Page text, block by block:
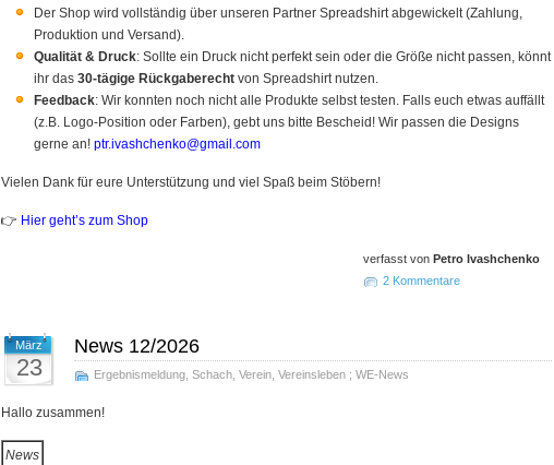
Der Shop wird vollständig über unseren Partner Spreadshirt abgewickelt (Zahlung,
Produktion und Versand).
Qualität & Druck: Sollte ein Druck nicht perfekt sein oder die Größe nicht passen, könnt
ihr das 30-tägige Rück­ga­be­recht von Spreadshirt nutzen.
Feedback: Wir konnten noch nicht alle Produkte selbst testen. Falls euch etwas auffällt
(z.B. Logo-Position oder Farben), gebt uns bitte Bescheid! Wir passen die Designs
gerne an! ptr.ivashchenko@gmail.com
Vielen Dank für eure Unterstützung und viel Spaß beim Stöbern!
👉 Hier geht’s zum Shop
verfasst von Petro Ivashchenko
2 Kommentare
März
23
News 12/2026
Ergebnismeldung Schach Verein Vereinsleben ; WE-News
Hallo zusammen!
News